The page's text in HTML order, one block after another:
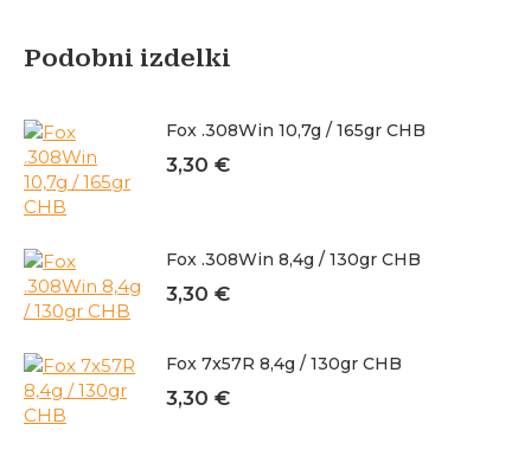
Podobni izdelki
Fox .308Win 10,7g / 165gr CHB
3,30 €
Fox .308Win 8,4g / 130gr CHB
3,30 €
Fox 7x57R 8,4g / 130gr CHB
3,30 €